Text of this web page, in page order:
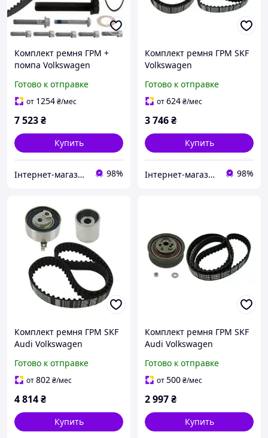
Комплект ремня ГРМ +
помпа Volkswagen
Готово к отправке
от 1254₴/мес
7 523₴
Купить
Інтернет-магазин "Запчастини до авто і не тільки" 98%
Комплект ремня ГРМ SKF
Volkswagen
Готово к отправке
от624₴/мес
3 746₴
Купить
Інтернет-магазин "Запчастини до авто і не тільки" 98%
Комплект ремня ГРМ SKF
Audi Volkswagen
Готово к отправке
от802₴/мес
4 814₴
Купить
Комплект ремня ГРМ SKF
Audi Volkswagen
Готово к отправке
от500₴/мес
2 997₴
Купить